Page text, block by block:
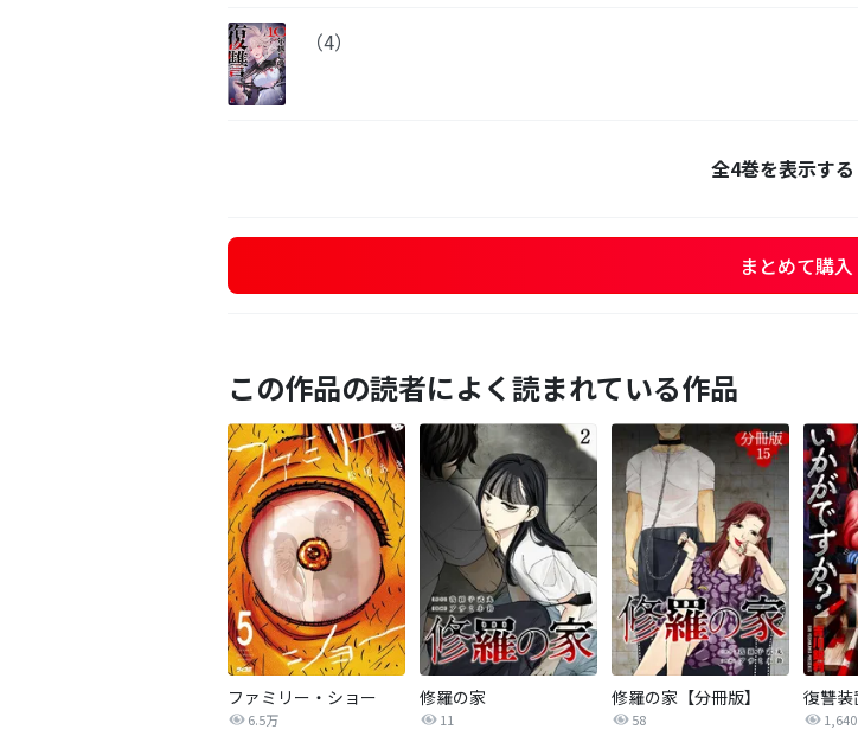
（4）
全4巻を表示する
まとめて購入
この作品の読者によく読まれている作品
ファミリー・ショー
6.5万
修羅の家
11
修羅の家【分冊版】
58 1,640